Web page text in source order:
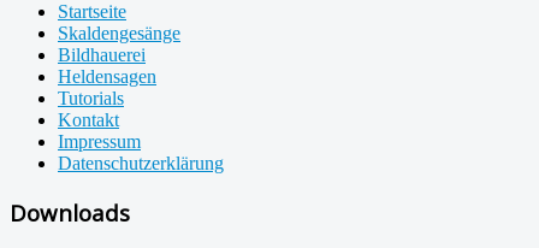
Startseite
Skaldengesänge
Bildhauerei
Heldensagen
Tutorials
Kontakt
Impressum
Datenschutzerklärung
Downloads